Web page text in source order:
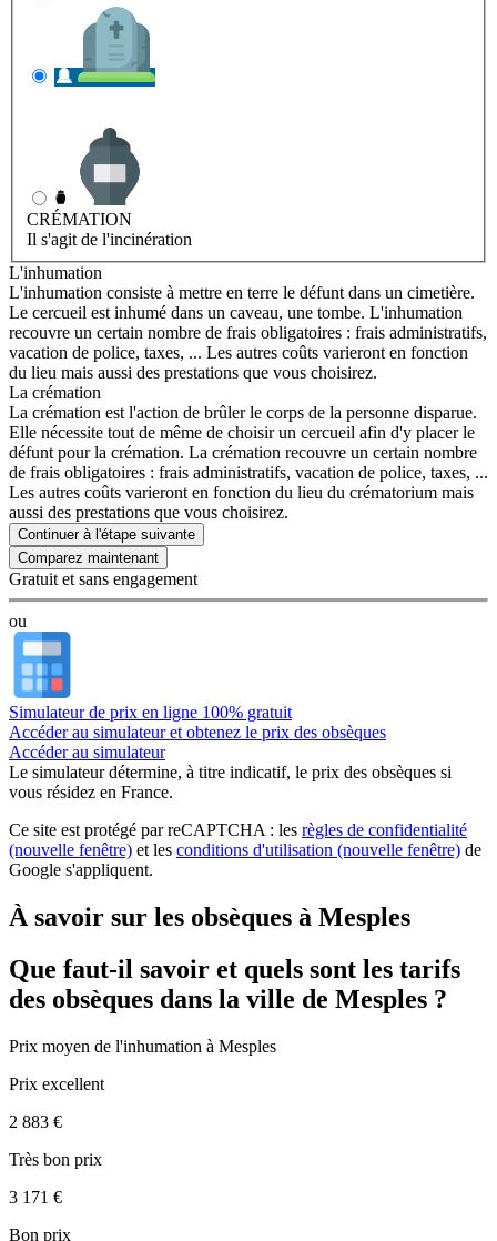
CRÉMATION
Il s'agit de l'incinération
L'inhumation
L'inhumation consiste à mettre en terre le défunt dans un cimetière.
Le cercueil est inhumé dans un caveau, une tombe. L'inhumation
recouvre un certain nombre de frais obligatoires : frais administratifs,
vacation de police, taxes, ... Les autres coûts varieront en fonction
du lieu mais aussi des prestations que vous choisirez.
La crémation
La crémation est l'action de brûler le corps de la personne disparue.
Elle nécessite tout de même de choisir un cercueil afin d'y placer le
défunt pour la crémation. La crémation recouvre un certain nombre
de frais obligatoires : frais administratifs, vacation de police, taxes, ...
Les autres coûts varieront en fonction du lieu du crématorium mais
aussi des prestations que vous choisirez.
Continuer à l'étape suivante
Gratuit et sans engagement
ou
Simulateur de prix en ligne 100% gratuit
Accéder au simulateur et obtenez le prix des obsèques
Accéder au simulateur
Le simulateurdétermine, à titre indicatif, le prix des obsèques si
vous résidez en France.
Ce site est protégé par reCAPTCHA : les règles de confidentialité
(nouvelle fenêtre) et les conditions d'utilisation (nouvelle fenêtre) de
Google s'appliquent.
À savoir sur les obsèques à Mesples
Que faut-il savoir et quels sont les tarifs
des obsèques dans la ville de Mesples ?
Prix moyen de l'inhumation à Mesples
Prix excellent
2 883 €
Très bon prix
3 171 €
Bon prix